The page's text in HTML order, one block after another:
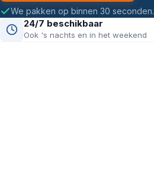
We pakken op binnen 30 seconden.
24/7 beschikbaar
Ook 's nachts en in het weekend